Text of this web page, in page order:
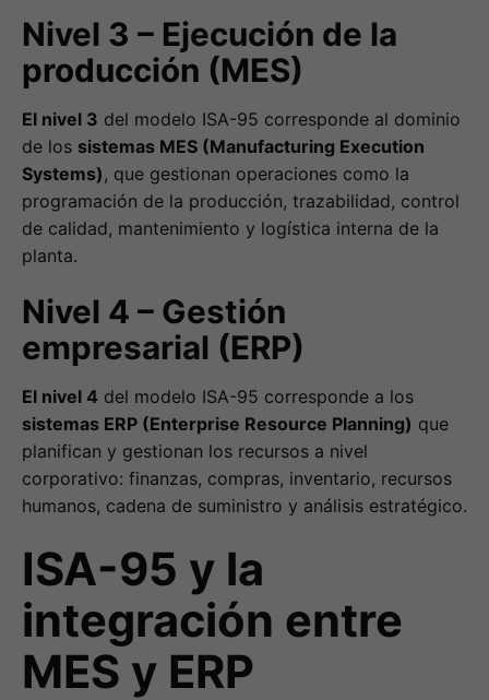
Nivel 3 – Ejecución de la
producción (MES)
El nivel 3 del modelo ISA-95 corresponde al dominio
de los sistemas MES (Manufacturing Execution
Systems), que gestionan operaciones como la
programación de la producción, trazabilidad, control
de calidad, mantenimiento y logística interna de la
planta.
Nivel 4 – Gestión
empresarial (ERP)
El nivel 4 del modelo ISA-95 corresponde a los
sistemas ERP (Enterprise Resource Planning) que
planifican y gestionan los recursos a nivel
corporativo: finanzas, compras, inventario, recursos
humanos, cadena de suministro y análisis estratégico.
ISA-95 y la
integración entre
MES y ERP